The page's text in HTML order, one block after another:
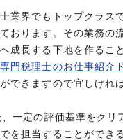
業界でもトップクラス
おります。その業務の
成長する下地を作るこ
門税理士のお仕事紹介
できますので宜しけれ
一定の評価基準をクリ
を担当することができ